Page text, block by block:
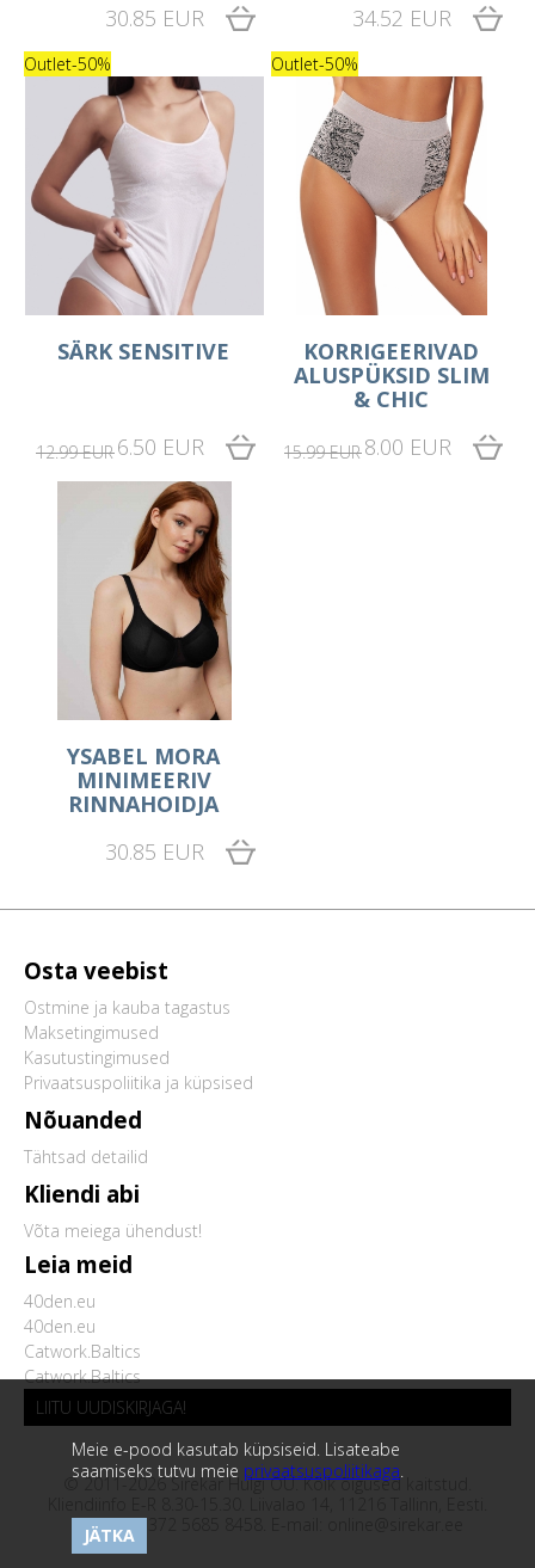
Meie e-pood kasutab küpsiseid. Lisateabe
saamiseks tutvu meie privaatsuspoliitikaga.
JÄTKA
30.85 EUR
34.52 EUR
Outlet-50%
SÄRK SENSITIVE
12.99 EUR 6.50 EUR
Outlet-50%
KORRIGEERIVAD
ALUSPÜKSID SLIM
& CHIC
15.99 EUR8.00 EUR
YSABEL MORA
MINIMEERIV
RINNAHOIDJA
30.85 EUR
Osta veebist
Ostmine ja kauba tagastus
Maksetingimused
Kasutustingimused
Privaatsuspoliitika ja küpsised
Nõuanded
Tähtsad detailid
Kliendi abi
Võta meiega ühendust!
Leia meid
40den.eu
40den.eu
Catwork.Baltics
Catwork.Baltics
LIITU UUDISKIRJAGA!
© 2011-2026 Sirekar Hulgi OÜ. Kõik õigused kaitstud.
Telefon:+372 5685 8458